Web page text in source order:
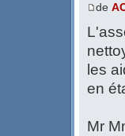
de
les
en
Mr